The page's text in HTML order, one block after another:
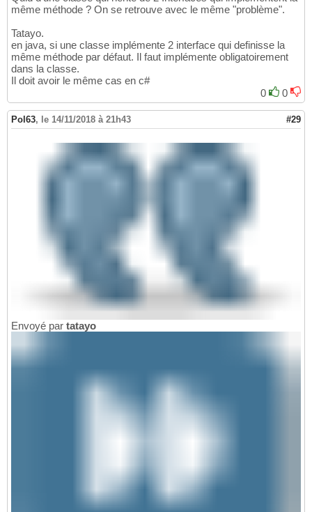
même méthode ? On se retrouve avec le même "problème".
Tatayo.
en java, si une classe implémente 2 interface qui definisse la
même méthode par défaut. Il faut implémente obligatoirement
dans la classe.
Il doit avoir le même cas en c#
0
0
Pol63, le 14/11/2018 à 21h43 #29
Envoyé par tatayo